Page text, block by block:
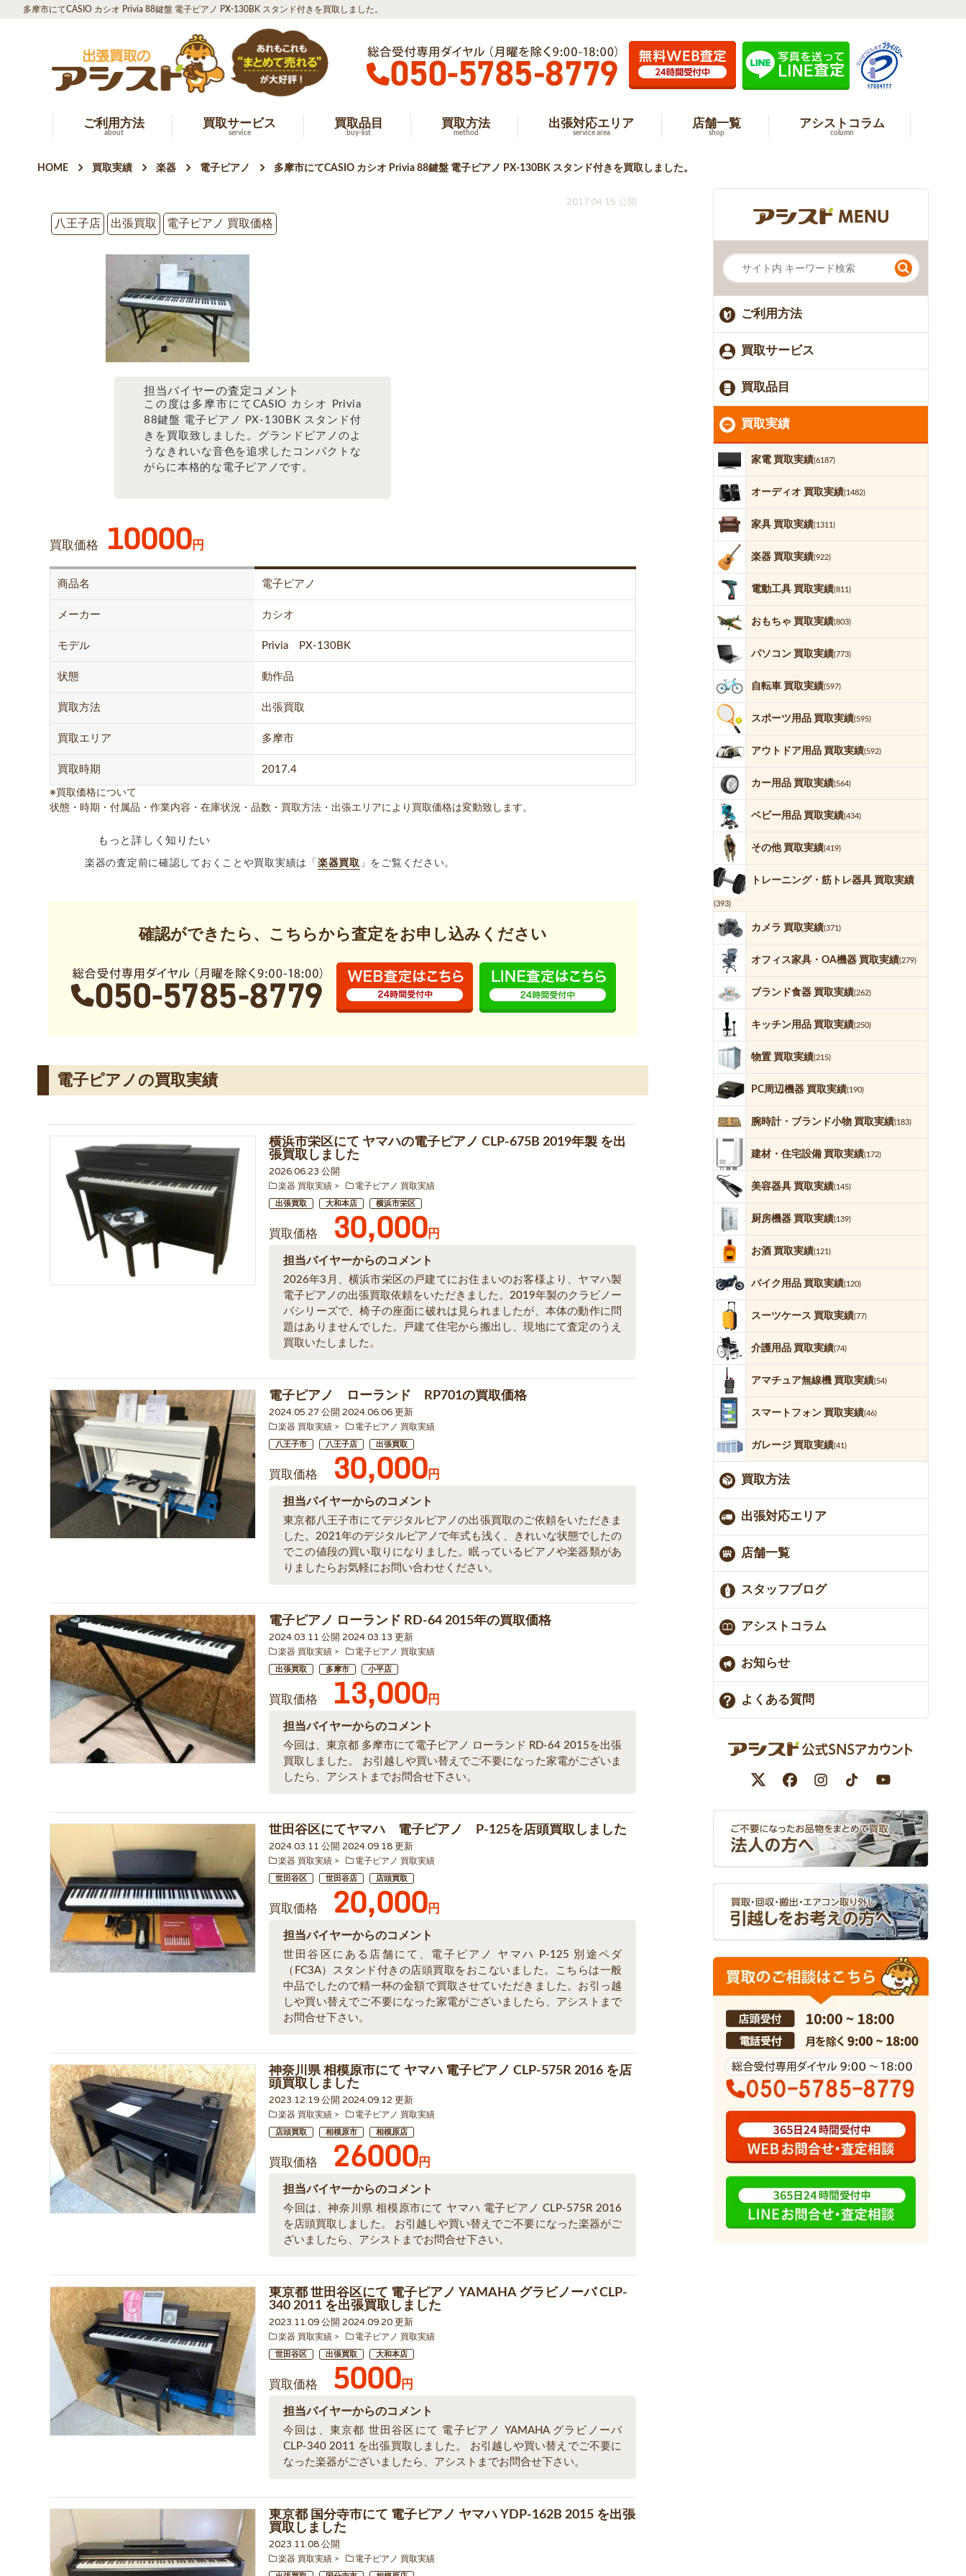
多摩市にてCASIO カシオ Privia 88鍵盤 電子ピアノ PX-130BK スタンド付きを買取しました。
ご利用方法
about
買取サービス
service
買取品目
buy-list
買取方法
method
出張対応エリア
service area
店舗一覧
shop
アシストコラム
column
HOME 買取実績 楽器 電子ピアノ 多摩市にてCASIO カシオ Privia 88鍵盤 電子ピアノ PX-130BK スタンド付きを買取しました。
2017.04.15 公開
八王子店
出張買取 電子ピアノ 買取価格
担当バイヤーの査定コメント
この度は多摩市にてCASIO カシオ Privia
88鍵盤 電子ピアノ PX-130BK スタンド付
きを買取致しました。グランドピアノのよ
うなきれいな音色を追求したコンパクトな
がらに本格的な電子ピアノです。
買取価格 10000円
商品名 電子ピアノ
メーカー カシオ
モデル Privia PX-130BK
状態 動作品
買取方法 出張買取
買取エリア 多摩市
買取時期 2017.4
※買取価格について
状態・時期・付属品・作業内容・在庫状況・品数・買取方法・出張エリアにより買取価格は変動致します。
もっと詳しく知りたい
楽器の査定前に確認しておくことや買取実績は「 楽器買取 」をご覧ください。
確認ができたら、こちらから査定をお申し込みください
電子ピアノの買取実績
横浜市栄区にて ヤマハの電子ピアノ CLP-675B 2019年製 を出
張買取しました
2026.06.23 公開
楽器 買取実績 電子ピアノ 買取実績
出張買取 大和本店 横浜市栄区
買取価格 30,000円
担当バイヤーからのコメント
2026年3月、横浜市栄区の戸建てにお住まいのお客様より、ヤマハ製
電子ピアノの出張買取依頼をいただきました。2019年製のクラビノー
バシリーズで、椅子の座面に破れは見られましたが、本体の動作に問
題はありませんでした。戸建て住宅から搬出し、現地にて査定のうえ
買取いたしました。
電子ピアノ ローランド RP701の買取価格
2024.05.27 公開 2024.06.06 更新
楽器 買取実績 電子ピアノ 買取実績
八王子市 八王子店 出張買取
買取価格 30,000円
担当バイヤーからのコメント
東京都八王子市にてデジタルピアノの出張買取のご依頼をいただきま
した。2021年のデジタルピアノで年式も浅く、きれいな状態でしたの
でこの値段の買い取りになりました。眠っているピアノや楽器類があ
りましたらお気軽にお問い合わせください。
電子ピアノ ローランド RD-64 2015年の買取価格
2024.03.11 公開 2024.03.13 更新
楽器 買取実績 電子ピアノ 買取実績
出張買取 多摩市 小平店
買取価格 13,000円
担当バイヤーからのコメント
今回は、東京都 多摩市にて電子ピアノ ローランド RD-64 2015を出張
買取しました。 お引越しや買い替えでご不要になった家電がございま
したら、アシストまでお問合せ下さい。
世田谷区にてヤマハ 電子ピアノ P-125を店頭買取しました
2024.03.11 公開 2024.09.18 更新
楽器 買取実績 電子ピアノ 買取実績
世田谷区 世田谷店 店頭買取
買取価格 20,000円
担当バイヤーからのコメント
世田谷区にある店舗にて、電子ピアノ ヤマハ P-125 別途ペダ
（FC3A）スタンド付きの店頭買取をおこないました。こちらは一般
中品でしたので精一杯の金額で買取させていただきました。お引っ越
しや買い替えでご不要になった家電がございましたら、アシストまで
お問合せ下さい。
神奈川県 相模原市にて ヤマハ 電子ピアノ CLP-575R 2016 を店
頭買取しました
2023.12.19 公開 2024.09.12 更新
楽器 買取実績 電子ピアノ 買取実績
店頭買取 相模原市 相模原店
買取価格 26000円
担当バイヤーからのコメント
今回は、神奈川県 相模原市にて ヤマハ 電子ピアノ CLP-575R 2016
を店頭買取しました。 お引越しや買い替えでご不要になった楽器がご
ざいましたら、アシストまでお問合せ下さい。
東京都 世田谷区にて 電子ピアノ YAMAHA グラビノーバ CLP-
340 2011 を出張買取しました
2023.11.09 公開 2024.09.20 更新
楽器 買取実績 電子ピアノ 買取実績
世田谷区 出張買取 大和本店
買取価格 5000円
担当バイヤーからのコメント
今回は、東京都 世田谷区にて 電子ピアノ YAMAHA グラビノーバ
CLP-340 2011 を出張買取しました。 お引越しや買い替えでご不要に
なった楽器がございましたら、アシストまでお問合せ下さい。
東京都 国分寺市にて 電子ピアノ ヤマハ YDP-162B 2015 を出張
買取しました
2023.11.08 公開
楽器 買取実績 電子ピアノ 買取実績
ご利用方法
買取サービス
買取品目
買取実績
家電 買取実績(6187)
オーディオ 買取実績(1482)
家具 買取実績(1311)
楽器 買取実績(922)
電動工具 買取実績(811)
おもちゃ 買取実績(803)
パソコン 買取実績(773)
自転車 買取実績(597)
スポーツ用品 買取実績(595)
アウトドア用品 買取実績(592)
カー用品 買取実績(564)
ベビー用品 買取実績(434)
その他 買取実績(419)
トレーニング・筋トレ器具 買取実績
(393)
カメラ 買取実績(371)
オフィス家具・OA機器 買取実績(279)
ブランド食器 買取実績(262)
キッチン用品 買取実績(250)
物置 買取実績(215)
PC周辺機器 買取実績(190)
腕時計・ブランド小物 買取実績(183)
建材・住宅設備 買取実績(172)
美容器具 買取実績(145)
厨房機器 買取実績(139)
お酒 買取実績(121)
バイク用品 買取実績(120)
スーツケース 買取実績(77)
介護用品 買取実績(74)
アマチュア無線機 買取実績(54)
スマートフォン 買取実績(46)
ガレージ 買取実績(41)
買取方法
出張対応エリア
店舗一覧
スタッフブログ
アシストコラム
お知らせ
よくある質問